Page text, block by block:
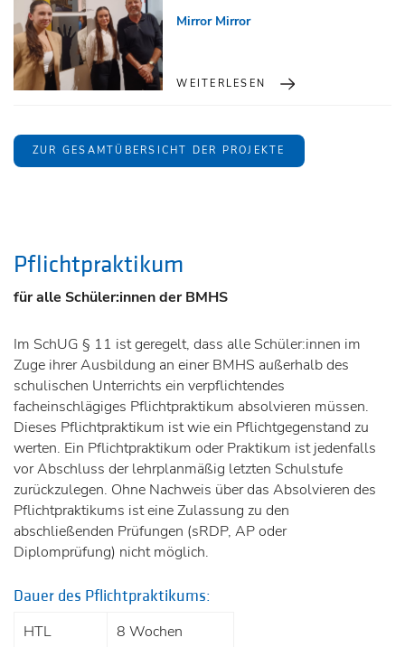
Mirror Mirror
WEITERLESEN
ZUR GESAMTÜBERSICHT DER PROJEKTE
Pflichtpraktikum
für alle Schüler:innen der BMHS
Im SchUG § 11 ist geregelt, dass alle Schüler:innen im
Zuge ihrer Ausbildung an einer BMHS außerhalb des
schulischen Unterrichts ein verpflichtendes
facheinschlägiges Pflichtpraktikum absolvieren müssen.
Dieses Pflichtpraktikum ist wie ein Pflichtgegenstand zu
werten. Ein Pflichtpraktikum oder Praktikum ist jedenfalls
vor Abschluss der lehrplanmäßig letzten Schulstufe
zurückzulegen. Ohne Nachweis über das Absolvieren des
Pflichtpraktikums ist eine Zulassung zu den
abschließenden Prüfungen (sRDP, AP oder
Diplomprüfung) nicht möglich.
Dauer des Pflichtpraktikums:
HTL
8 Wochen